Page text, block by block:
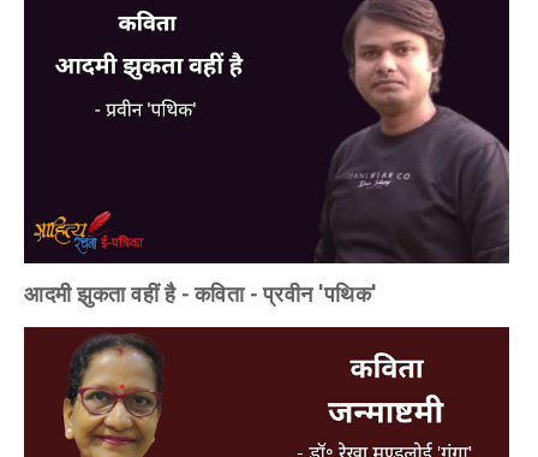
आदमी झुकता वहीं है - कविता - प्रवीन 'पथिक'